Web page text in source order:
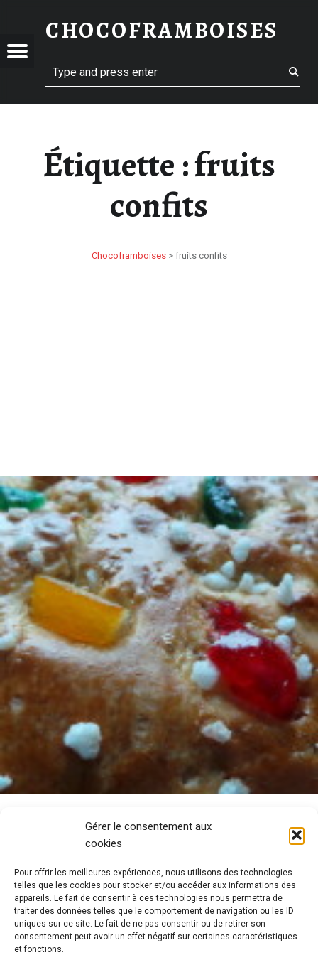
Gérer le consentement aux
cookies
Pour offrir les meilleures expériences, nous utilisons des technologies
telles que les cookies pour stocker et/ou accéder aux informations des
appareils. Le fait de consentir à ces technologies nous permettra de
traiter des données telles que le comportement de navigation ou les ID
uniques sur ce site. Le fait de ne pas consentir ou de retirer son
consentement peut avoir un effet négatif sur certaines caractéristiques
et fonctions.
CHOCOFRAMBOISES
Menu
Étiquette :fruits
confits
Chocoframboises> fruits confits